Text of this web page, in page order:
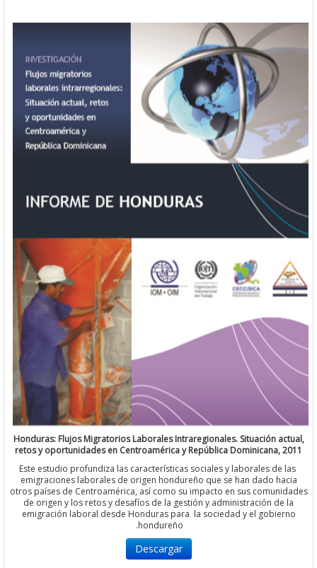
Honduras: Flujos Migratorios Laborales Intraregionales. Situación
retos y oportunidades en Centroamérica y República
Este estudio profundiza las características sociales y laborales
emigraciones laborales de origen hondureño que se han dado
otros países de Centroamérica, así como su impacto en sus
de origen y los retos y desafíos de la gestión y administración
emigración laboral desde Honduras para la sociedad y el
hondureño.
Descargar